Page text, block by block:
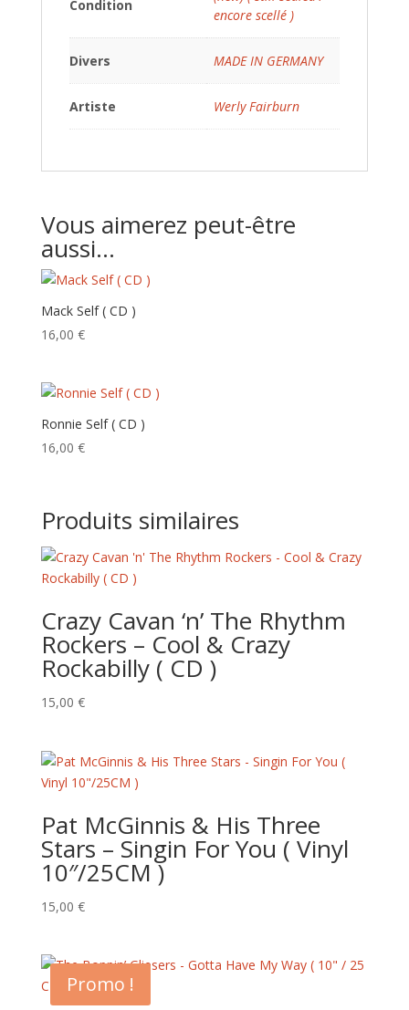
Condition
encore scellé )
Divers MADE IN GERMANY
Artiste Werly Fairburn
Vous aimerez peut-être
aussi…
Mack Self ( CD )
16,00 €
Ronnie Self ( CD )
16,00 €
Produits similaires
Crazy Cavan ‘n’ The Rhythm
Rockers – Cool & Crazy
Rockabilly ( CD )
15,00 €
Pat McGinnis & His Three
Stars – Singin For You ( Vinyl
10″/25CM )
15,00 €
Promo !